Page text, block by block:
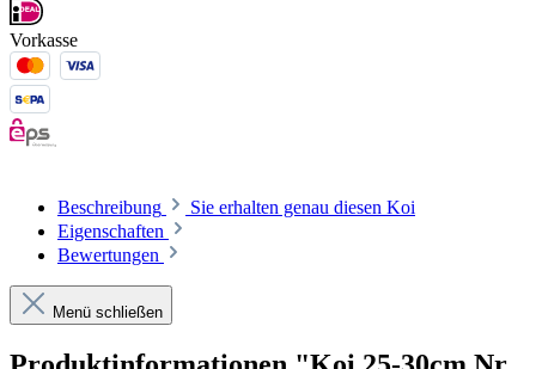
Vorkasse
Beschreibung
Sie erhalten genau diesen Koi
Eigenschaften
Bewertungen
Menü schließen